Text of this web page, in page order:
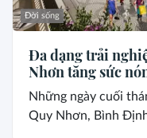
Đời sống
Đa dạng trải
Nhơn tăng sức
Những ngày cuối
Quy Nhơn, Bình